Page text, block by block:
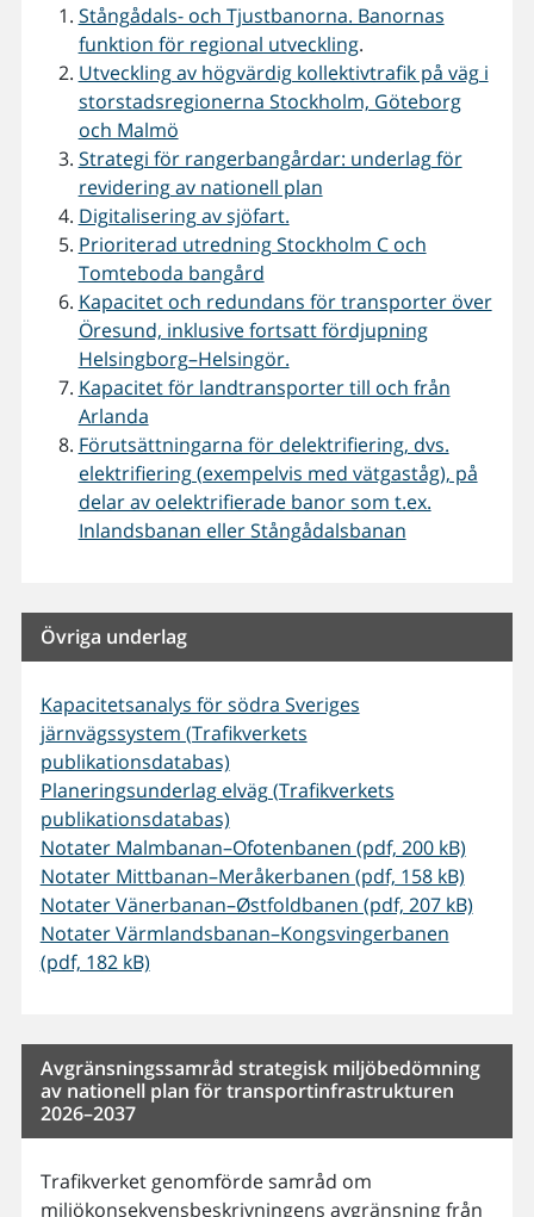
Stångådals- och Tjustbanorna. Banornas
funktion för regional utveckling.
Utveckling av högvärdig kollektivtrafik på väg i
storstadsregionerna Stockholm, Göteborg
och Malmö
Strategi för rangerbangårdar: underlag för
revidering av nationell plan
Digitalisering av sjöfart.
Prioriterad utredning Stockholm C och
Tomteboda bangård
Kapacitet och redundans för transporter över
Öresund, inklusive fortsatt fördjupning
Helsingborg–Helsingör.
Kapacitet för landtransporter till och från
Arlanda
Förutsättningarna för delektrifiering, dvs.
elektrifiering (exempelvis med vätgaståg), på
delar av oelektrifierade banor som t.ex.
Inlandsbanan eller Stångådalsbanan
Övriga underlag
Kapacitetsanalys för södra Sveriges
järnvägssystem (Trafikverkets
publikationsdatabas)
Planeringsunderlag elväg (Trafikverkets
publikationsdatabas)
Notater Malmbanan–Ofotenbanen (pdf, 200 kB)
Notater Mittbanan–Meråkerbanen (pdf, 158 kB)
Notater Vänerbanan–Østfoldbanen (pdf, 207 kB)
Notater Värmlandsbanan–Kongsvingerbanen
(pdf, 182 kB)
Avgränsningssamråd strategisk miljöbedömning
av nationell plan för transportinfrastrukturen
2026–2037
Trafikverket genomförde samråd om
miljökonsekvensbeskrivningens avgränsning från